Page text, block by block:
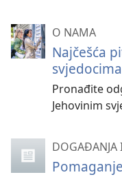
O NAMA
Najčešća
svjedocima
Pronađite
Jehovinim
DOGAĐANJA